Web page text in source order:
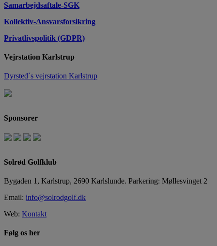
Samarbejdsaftale-SGK
Kollektiv-Ansvarsforsikring
Privatlivspolitik (GDPR)
Vejrstation Karlstrup
Dyrsted´s vejrstation Karlstrup
Sponsorer
Solrød Golfklub
Bygaden 1, Karlstrup, 2690 Karlslunde. Parkering: Møllesvinget 2
Email: info@solrodgolf.dk
Web: Kontakt
Følg os her